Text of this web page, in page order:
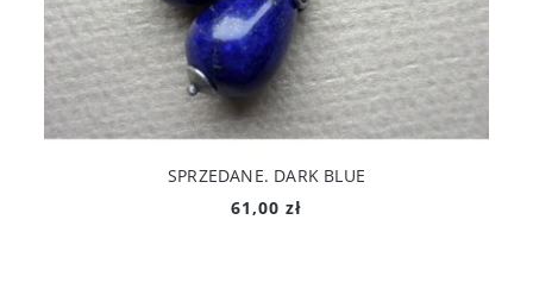
SPRZEDANE. DARK BLUE
61,00 zł